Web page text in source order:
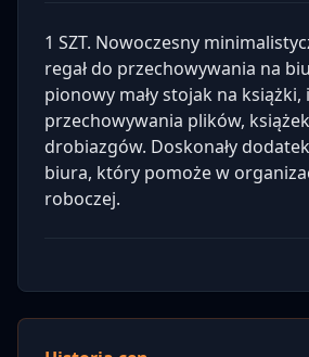
1 SZT. Nowoczesny
regał do przechowywania na
pionowy mały stojak na książki,
przechowywania plików,
drobiazgów. Doskonały
biura, który pomoże w
roboczej.